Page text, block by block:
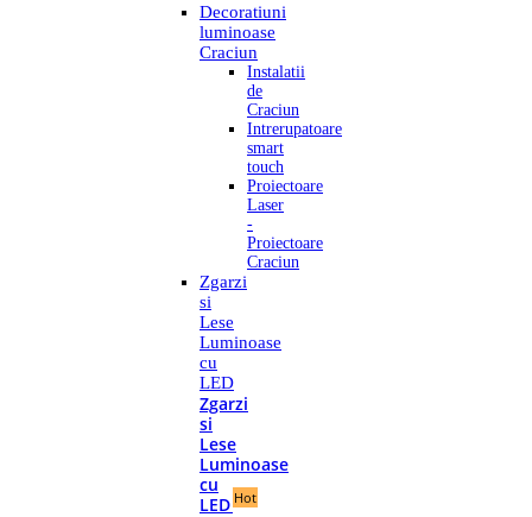
Decoratiuni
luminoase
Craciun
Instalatii
de
Craciun
Intrerupatoare
smart
touch
Proiectoare
Laser
-
Proiectoare
Craciun
Zgarzi
si
Lese
Luminoase
cu
LED
Zgarzi
si
Lese
Luminoase
cu
LED Hot